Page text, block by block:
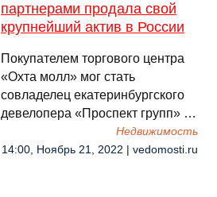
партнерами продала свой
крупнейший актив в России
Покупателем торгового центра
«Охта молл» мог стать
совладелец екатеринбургского
девелопера «Проспект групп» …
Недвижимость
14:00, Ноябрь 21, 2022 | vedomosti.ru